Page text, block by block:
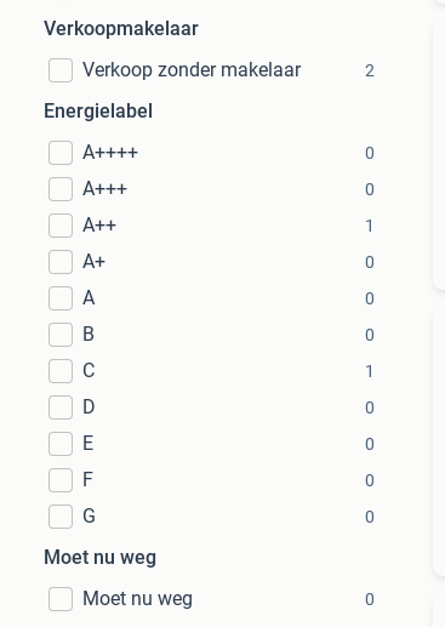
Verkoopmakelaar
Verkoop zonder makelaar
2
Energielabel
A++++
0
A+++ 0
A++ 1
A+ 0
A 0
B 0
C 1
D 0
E 0
F 0
G 0
Moet nu weg
Moet nu weg
0